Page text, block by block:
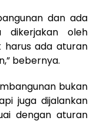
dan ada
dikerjakan oleh
harus ada aturan
bebernya.
bukan
juga dijalankan
dengan aturan